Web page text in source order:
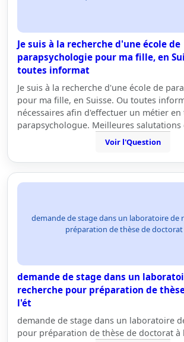
Je suis à la recherche d'une école de
parapsychologie pour ma fille, en
toutes informat
Je suis à la recherche d'une école de
pour ma fille, en Suisse. Ou toutes
nécessaires afin d'effectuer un métier
parapsychologue. Meilleures
Voir l'Question
demande de stage dans un laboratoire de
préparation de thèse de doctorat
demande de stage dans un
recherche pour préparation de
l'ét
demande de stage dans un laboratoire
pour préparation de thèse de doctorat à